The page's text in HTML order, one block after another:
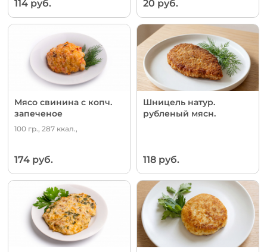
114 руб. 20 руб.
Мясо свинина с копч.
запеченое
100 гр., 287 ккал.,
174 руб.
Шницель натур.
рубленый мясн.
118 руб.